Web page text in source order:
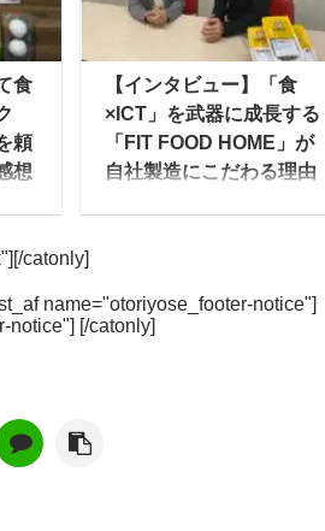
海
、
ろ
い
質
イ
城
手
販
ジ
ク
娠中・産後のママのため
に考えて作られたお弁当
となっています。 妊娠中
一番つらい家事といわれ
る「料理」の手間からマ
マを解放できるようにと
いう思いからママの休食
は生まれています。 冷凍
る・洗い物も簡単です。
栄養面についても、妊娠
食
頼
想
ら
な
遠
る
用
【インタビュー】「食
×ICT」を武器に成長する
「FIT FOOD HOME」が
自社製造にこだわる理由
人気の健康宅食サービス
「FIT HOOD HOME（フ
catonly]
name="otoriyose_footer-notice"]
notice"] [/catonly]